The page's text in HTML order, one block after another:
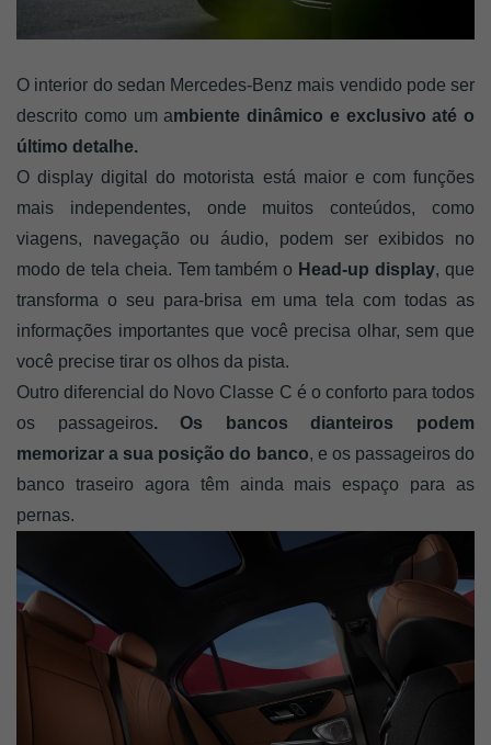
O interior do sedan Mercedes-Benz mais vendido pode ser
descrito como um ambiente dinâmico e exclusivo até o
último detalhe.
O display digital do motorista está maior e com funções
mais independentes, onde muitos conteúdos, como
viagens, navegação ou áudio, podem ser exibidos no
modo de tela cheia. Tem também o Head-up display, que
transforma o seu para-brisa em uma tela com todas as
informações importantes que você precisa olhar, sem que
você precise tirar os olhos da pista.
Outro diferencial do Novo Classe C é o conforto para todos
os passageiros. Os bancos dianteiros podem
memorizar a sua posição do banco, e os passageiros do
banco traseiro agora têm ainda mais espaço para as
pernas.